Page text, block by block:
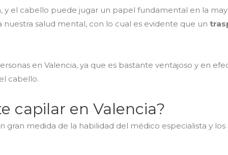
el cabello puede jugar un papel fundamental en la
salud mental, con lo cual es evidente que un
en Valencia, ya que es bastante ventajoso y en
cabello.
capilar en Valencia?
medida de la habilidad del médico especialista y